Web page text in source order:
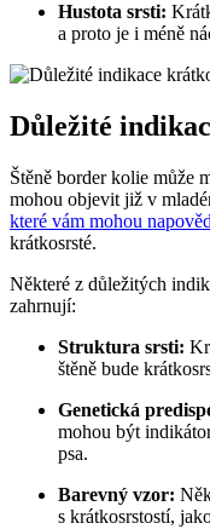
Hustota srsti:
a proto je i méně
Důležité
Štěně border kolie může
mohou objevit již v
které vám mohou
krátkosrsté.
Některé z důležitých
zahrnují:
Struktura srsti:
štěně bude
Genetická
mohou být
psa.
Barevný vzor:
s krátkosrstostí,